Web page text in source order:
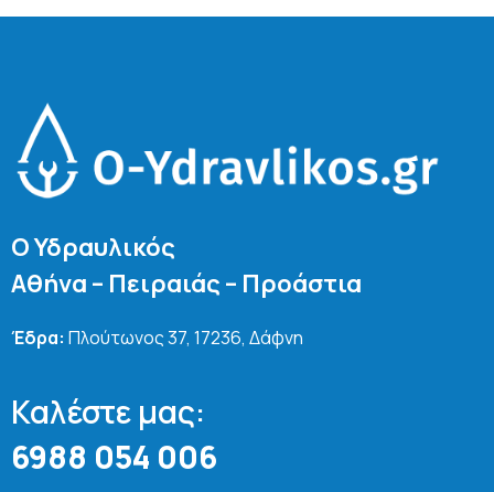
Ο Υδραυλικός
Αθήνα – Πειραιάς – Προάστια
Έδρα: Πλούτωνος 37, 17236, Δάφνη
Καλέστε μας:
6988 054 006